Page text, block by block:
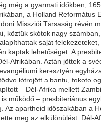
még a gyarmati időkben,
a Holland Református
Missziói Társaság révén
köztük skótok nagy
saját felekezeteket,
kaptak lehetőséget. A
Afrikában. Aztán jöttek a
keresztyén
létrejött a bantu, fekete
– Dél-Afrika mellett
működő – presbiteriánus
Az apartheid időszakában a
meg az elkülönülést: Dél-